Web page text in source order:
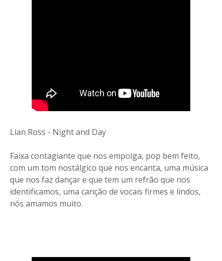
Lian Ross - Night and Day
Faixa contagiante que nos empolga, pop bem feito,
com um tom nostálgico que nos encanta, uma música
que nos faz dançar e que tem um refrão que nos
identificamos, uma canção de vocais firmes e lindos,
nós amamos muito.